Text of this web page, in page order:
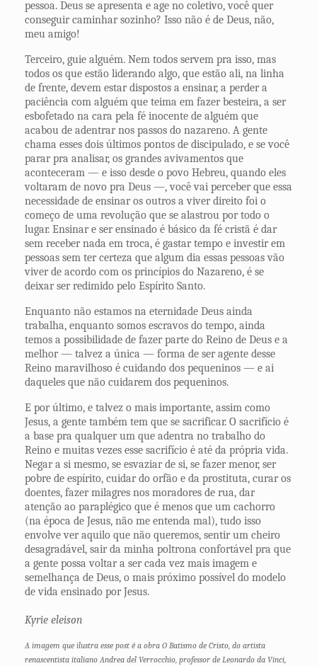
pessoa. Deus se apresenta e age no coletivo, você quer
conseguir caminhar sozinho? Isso não é de Deus, não,
meu amigo!
Terceiro, guie alguém. Nem todos servem pra isso, mas
todos os que estão liderando algo, que estão ali, na linha
de frente, devem estar dispostos a ensinar, a perder a
paciência com alguém que teima em fazer besteira, a ser
esbofetado na cara pela fé inocente de alguém que
acabou de adentrar nos passos do nazareno. A gente
chama esses dois últimos pontos de discipulado, e se você
parar pra analisar, os grandes avivamentos que
aconteceram — e isso desde o povo Hebreu, quando eles
voltaram de novo pra Deus —, você vai perceber que essa
necessidade de ensinar os outros a viver direito foi o
começo de uma revolução que se alastrou por todo o
lugar. Ensinar e ser ensinado é básico da fé cristã é dar
sem receber nada em troca, é gastar tempo e investir em
pessoas sem ter certeza que algum dia essas pessoas vão
viver de acordo com os princípios do Nazareno, é se
deixar ser redimido pelo Espírito Santo.
Enquanto não estamos na eternidade Deus ainda
trabalha, enquanto somos escravos do tempo, ainda
temos a possibilidade de fazer parte do Reino de Deus e a
melhor — talvez a única — forma de ser agente desse
Reino maravilhoso é cuidando dos pequeninos — e ai
daqueles que não cuidarem dos pequeninos.
E por último, e talvez o mais importante, assim como
Jesus, a gente também tem que se sacrificar. O sacrifício é
a base pra qualquer um que adentra no trabalho do
Reino e muitas vezes esse sacrifício é até da própria vida.
Negar a si mesmo, se esvaziar de si, se fazer menor, ser
pobre de espírito, cuidar do orfão e da prostituta, curar os
doentes, fazer milagres nos moradores de rua, dar
atenção ao paraplégico que é menos que um cachorro
(na época de Jesus, não me entenda mal), tudo isso
envolve ver aquilo que não queremos, sentir um cheiro
desagradável, sair da minha poltrona confortável pra que
a gente possa voltar a ser cada vez mais imagem e
semelhança de Deus, o mais próximo possível do modelo
de vida ensinado por Jesus.
Kyrie eleison
A imagem que ilustra esse post é a obra O Batismo de Cristo, do artista
renascentista italiano Andrea del Verrocchio, professor de Leonardo da Vinci,